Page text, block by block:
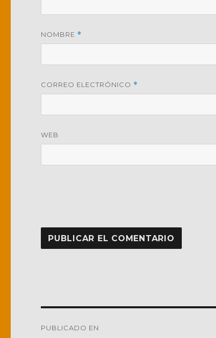
NOMBRE *
CORREO ELECTRÓNICO *
WEB
PUBLICADO EN